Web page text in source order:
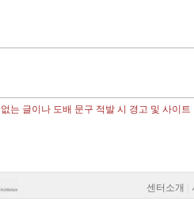
센터소개